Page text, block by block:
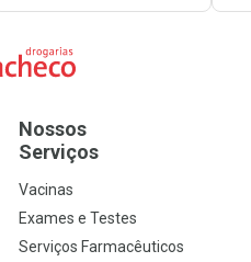
Nossos
Serviços
Vacinas
Exames e Testes
Serviços Farmacêuticos